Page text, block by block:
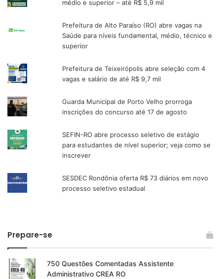
médio e superior – até R$ 5,9 mil
Prefeitura de Alto Paraíso (RO) abre vagas na
Saúde para níveis fundamental, médio, técnico e
superior
Prefeitura de Teixeirópolis abre seleção com 4
vagas e salário de até R$ 9,7 mil
Guarda Municipal de Porto Velho prorroga
inscrições do concurso até 17 de agosto
SEFIN-RO abre processo seletivo de estágio
para estudantes de nível superior; veja como se
inscrever
SESDEC Rondônia oferta R$ 73 diários em novo
processo seletivo estadual
Prepare-se
750 Questões Comentadas Assistente
Administrativo CREA RO